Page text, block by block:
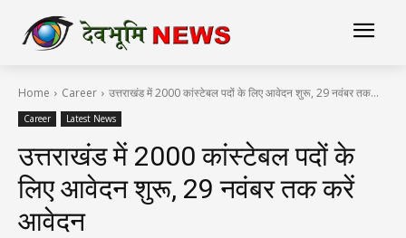
Home Career उत्तराखंड में 2000 कांस्टेबल पदों के लिए आवेदन शुरू, 29 नवंबर तक...
Career Latest News
उत्तराखंड में 2000 कांस्टेबल पदों के
लिए आवेदन शुरू, 29 नवंबर तक करें
आवेदन